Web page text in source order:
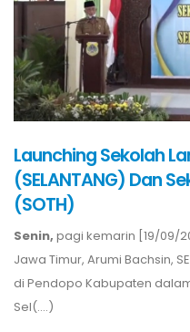
Launching Sekolah
(SELANTANG) Dan
(SOTH)
Senin, pagi kemarin [19/09/
Jawa Timur, Arumi Bachsin,
di Pendopo Kabupaten
Sel(....)